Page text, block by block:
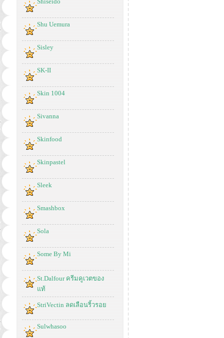
Shu Uemura
Sisley
SK-II
Skin 1004
Sivanna
Skinfood
Skinpastel
Sleek
Smashbox
Sola
Some By Mi
St.Dalfour ครีมคูเวตของ
แท้
StriVectin ลดเลือนริ้วรอย
Sulwhasoo